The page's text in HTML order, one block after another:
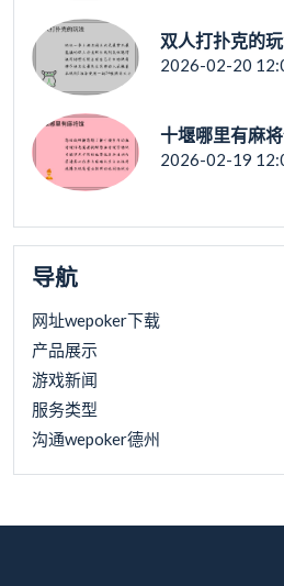
双人打扑克的
2026-02-20
十堰哪里有麻
2026-02-19
导航
网址wepoker下载
产品展示
游戏新闻
服务类型
沟通wepoker德州